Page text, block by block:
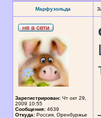
Марфузольда
Зарегистрирован: Чт окт 29,
2009 10:55
Сообщения: 4639
Откуда: Россия, Оренбуржье